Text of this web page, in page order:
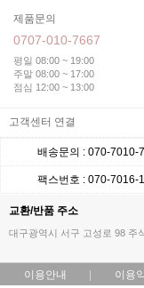
제품문의
0707-010-7667
평일 08:00 ~ 19:00
주말 08:00 ~ 17:00
점심 12:00 ~ 13:00
고객센터 연결
배송문의 : 070-7010-
팩스번호 : 070-7016-
교환/반품 주소
대구광역시 서구 고성로 98 주
이용안내 이용